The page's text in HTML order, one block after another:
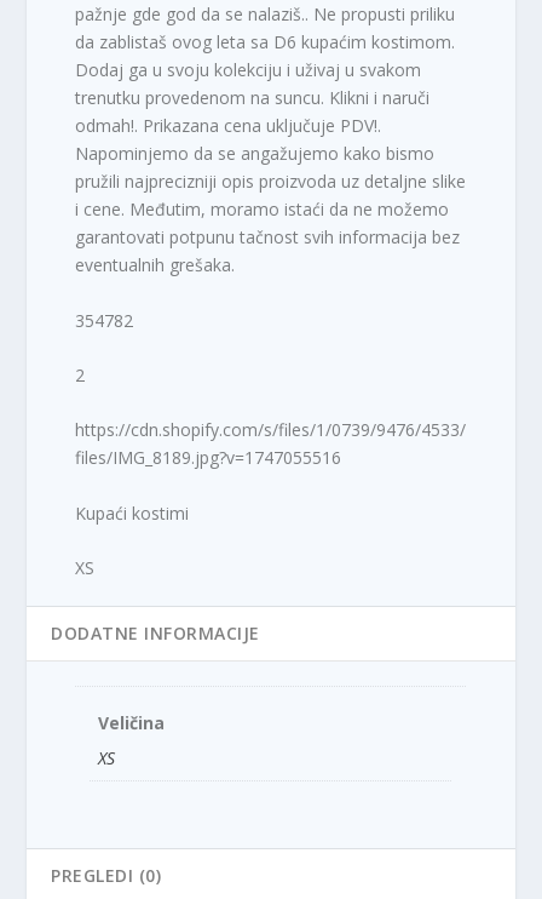
pažnje gde god da se nalaziš.. Ne propusti priliku
da zablistaš ovog leta sa D6 kupaćim kostimom.
Dodaj ga u svoju kolekciju i uživaj u svakom
trenutku provedenom na suncu. Klikni i naruči
odmah!. Prikazana cena uključuje PDV!.
Napominjemo da se angažujemo kako bismo
pružili najprecizniji opis proizvoda uz detaljne slike
i cene. Međutim, moramo istaći da ne možemo
garantovati potpunu tačnost svih informacija bez
eventualnih grešaka.
354782
2
https://cdn.shopify.com/s/files/1/0739/9476/4533/
files/IMG_8189.jpg?v=1747055516
Kupaći kostimi
XS
DODATNE INFORMACIJE
Veličina
XS
PREGLEDI (0)